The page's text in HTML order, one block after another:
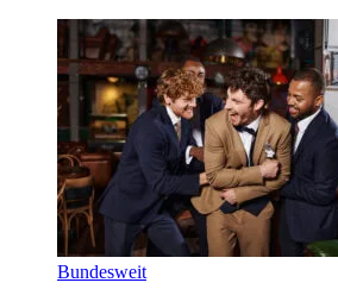
Bundesweit